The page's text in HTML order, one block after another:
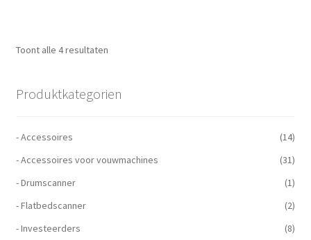
Toont alle 4 resultaten
Produktkategorien
- Accessoires
(14)
- Accessoires voor vouwmachines
(31)
- Drumscanner
(1)
- Flatbedscanner
(2)
- Investeerders
(8)